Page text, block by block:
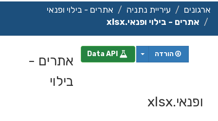
ארגונים עיריית נתניה
אתרים - בילוי ופנאי
אתרים - בילוי ופנאי.xlsx
הורדה
אתרים -
בילוי
ופנאי.xlsx